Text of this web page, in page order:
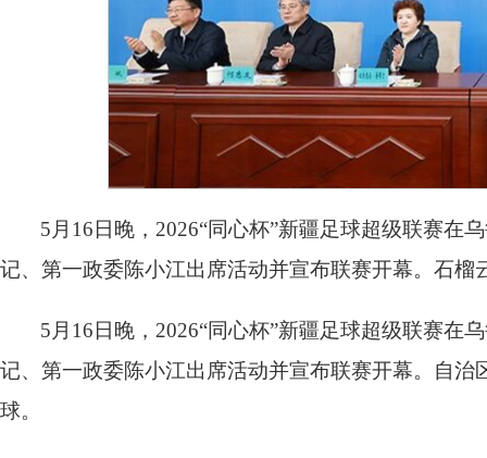
5月16日晚，2026“同心杯”新疆足球超级联赛在
记、第一政委陈小江出席活动并宣布联赛开幕。石榴
5月16日晚，2026“同心杯”新疆足球超级联赛在
记、第一政委陈小江出席活动并宣布联赛开幕。自
球。